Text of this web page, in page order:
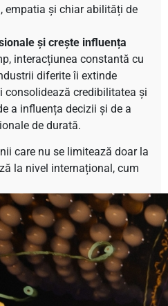
empatia și chiar abilități de
și crește influența
interacțiunea constantă cu
diferite îi extinde
consolidează credibilitatea și
a influența decizii și de a
de durată.
care nu se limitează doar la
la nivel internațional, cum